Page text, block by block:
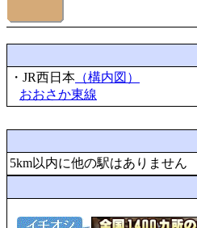
・JR西日本 （構内図）
おおさか東線
5km以内に他の駅はありません